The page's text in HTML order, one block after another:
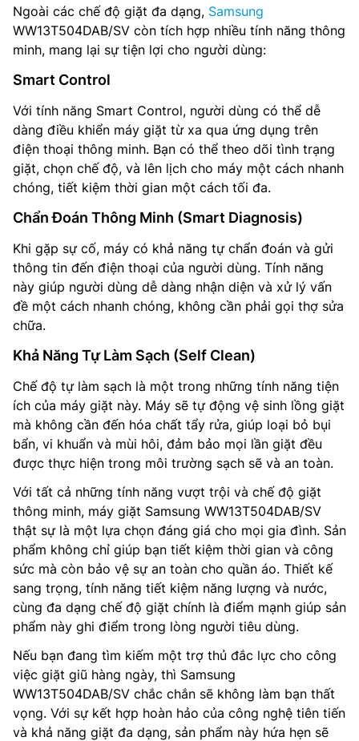
Ngoài các chế độ giặt đa dạng, Samsung
WW13T504DAB/SV còn tích hợp nhiều tính năng thông
minh, mang lại sự tiện lợi cho người dùng:
Smart Control
Với tính năng Smart Control, người dùng có thể dễ
dàng điều khiển máy giặt từ xa qua ứng dụng trên
điện thoại thông minh. Bạn có thể theo dõi tình trạng
giặt, chọn chế độ, và lên lịch cho máy một cách nhanh
chóng, tiết kiệm thời gian một cách tối đa.
Chẩn Đoán Thông Minh (Smart Diagnosis)
Khi gặp sự cố, máy có khả năng tự chẩn đoán và gửi
thông tin đến điện thoại của người dùng. Tính năng
này giúp người dùng dễ dàng nhận diện và xử lý vấn
đề một cách nhanh chóng, không cần phải gọi thợ sửa
chữa.
Khả Năng Tự Làm Sạch (Self Clean)
Chế độ tự làm sạch là một trong những tính năng tiện
ích của máy giặt này. Máy sẽ tự động vệ sinh lồng giặt
mà không cần đến hóa chất tẩy rửa, giúp loại bỏ bụi
bẩn, vi khuẩn và mùi hôi, đảm bảo mọi lần giặt đều
được thực hiện trong môi trường sạch sẽ và an toàn.
Với tất cả những tính năng vượt trội và chế độ giặt
thông minh, máy giặt Samsung WW13T504DAB/SV
thật sự là một lựa chọn đáng giá cho mọi gia đình. Sản
phẩm không chỉ giúp bạn tiết kiệm thời gian và công
sức mà còn bảo vệ sự an toàn cho quần áo. Thiết kế
sang trọng, tính năng tiết kiệm năng lượng và nước,
cùng đa dạng chế độ giặt chính là điểm mạnh giúp sản
phẩm này ghi điểm trong lòng người tiêu dùng.
Nếu bạn đang tìm kiếm một trợ thủ đắc lực cho công
việc giặt giũ hàng ngày, thì Samsung
WW13T504DAB/SV chắc chắn sẽ không làm bạn thất
vọng. Với sự kết hợp hoàn hảo của công nghệ tiên tiến
và khả năng giặt đa dạng, sản phẩm này hứa hẹn sẽ